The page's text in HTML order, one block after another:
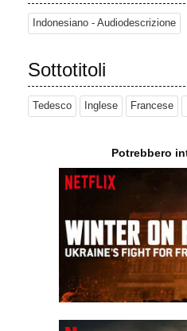
Indonesiano - Audiodescrizione
Sottotitoli
Tedesco Inglese Francese
Potrebbero